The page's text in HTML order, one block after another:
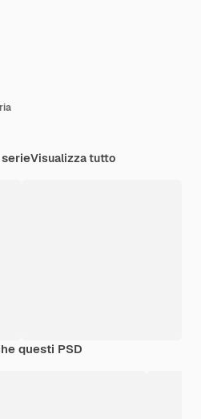
Visualizza tutto
questi PSD